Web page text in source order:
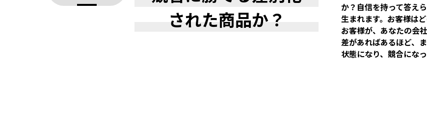
された商品か？
か？自信を持って答え
生まれます。お客様は
お客様が、あなたの会
差があればあるほど、
状態になり、競合にな